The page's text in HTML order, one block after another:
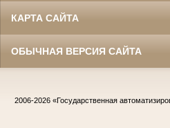
КАРТА САЙТА
ОБЫЧНАЯ ВЕРСИЯ САЙТА
2006-2026 «Государственная